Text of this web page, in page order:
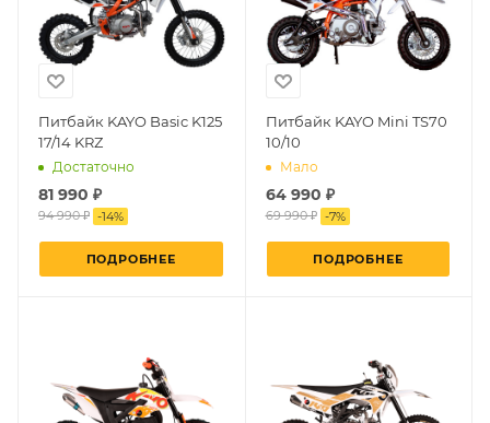
Питбайк KAYO Basic K125
17/14 KRZ
Достаточно
81 990 ₽
94 990 ₽ -14%
ПОДРОБНЕЕ
Питбайк KAYO Mini TS70
10/10
Мало
64 990 ₽
69 990 ₽ -7%
ПОДРОБНЕЕ